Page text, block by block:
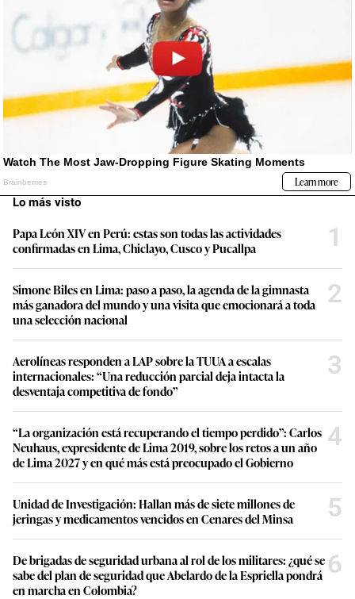
Lo más visto
Papa León XIV en Perú: estas son todas las actividades
confirmadas en Lima, Chiclayo, Cusco y Pucallpa
1
Simone Biles en Lima: paso a paso, la agenda de la gimnasta
más ganadora del mundo y una visita que emocionará a toda
una selección nacional
2
Aerolíneas responden a LAP sobre la TUUA a escalas
internacionales: “Una reducción parcial deja intacta la
desventaja competitiva de fondo”
3
“La organización está recuperando el tiempo perdido”: Carlos
Neuhaus, expresidente de Lima 2019, sobre los retos a un año
de Lima 2027 y en qué más está preocupado el Gobierno
4
Unidad de Investigación: Hallan más de siete millones de
jeringas y medicamentos vencidos en Cenares del Minsa
5
De brigadas de seguridad urbana al rol de los militares: ¿qué se
sabe del plan de seguridad que Abelardo de la Espriella pondrá
en marcha en Colombia?
6